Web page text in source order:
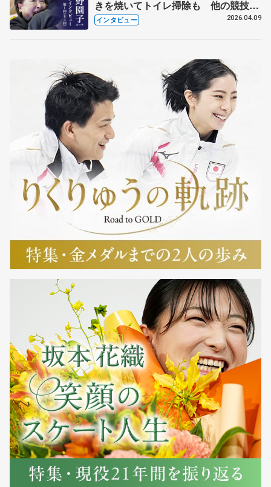
きを焼いてトイレ掃除も 他の競技に
も通用するという坂本花織の筋肉
インタビュー 2026.04.09